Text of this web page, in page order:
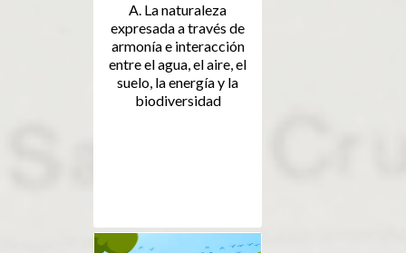
A. La naturaleza
expresada a través de
armonía e interacción
entre el agua, el aire, el
suelo, la energía y la
biodiversidad